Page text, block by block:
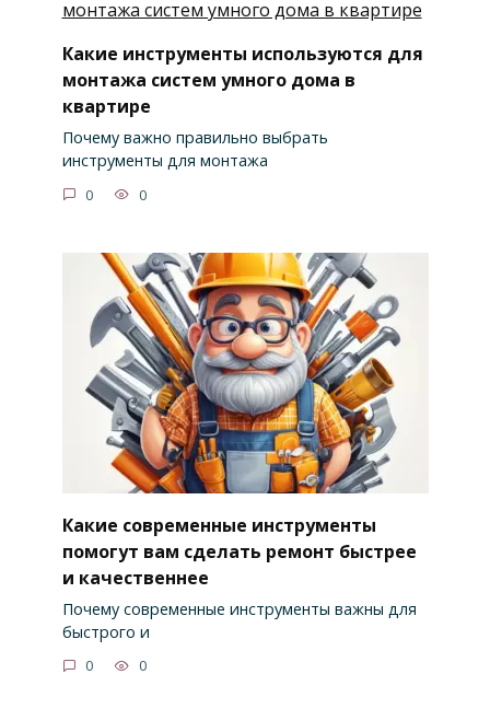
Какие инструменты используются для
монтажа систем умного дома в
квартире
Почему важно правильно выбрать
инструменты для монтажа
0 0
Какие современные инструменты
помогут вам сделать ремонт быстрее
и качественнее
Почему современные инструменты важны для
быстрого и
0 0